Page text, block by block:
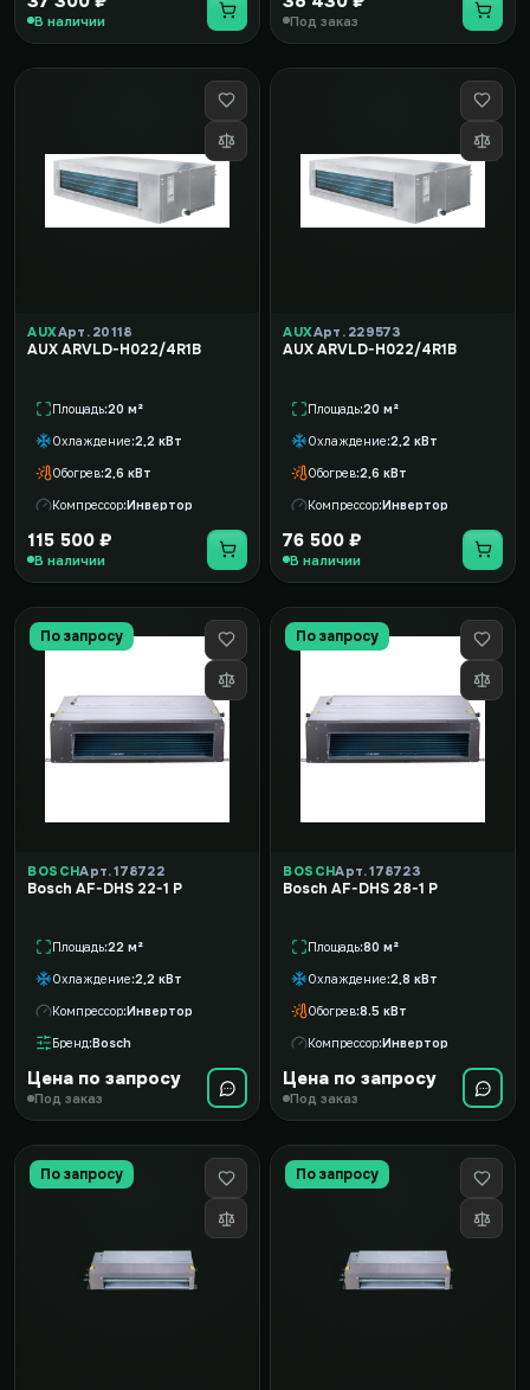
В наличии Под заказ
AUXАрт. 20118
AUX ARVLD-H022/4R1B
Площадь 20 м²
Охлаждение 2,2 кВт
Обогрев 2,6 кВт
Компрессор Инвертор
115 500 ₽
В наличии
AUXАрт. 229573
AUX ARVLD-H022/4R1B
Площадь 20 м²
Охлаждение 2,2 кВт
Обогрев 2,6 кВт
Компрессор Инвертор
76 500 ₽
В наличии
По запросу
BOSCHАрт. 178722
Bosch AF-DHS 22-1 P
Площадь 22 м²
Охлаждение 2,2 кВт
Компрессор Инвертор
Бренд Bosch
Цена по запросу
Под заказ
По запросу
BOSCHАрт. 178723
Bosch AF-DHS 28-1 P
Площадь 80 м²
Охлаждение 2,8 кВт
Обогрев 8.5 кВт
Компрессор Инвертор
Цена по запросу
Под заказ
По запросу По запросу